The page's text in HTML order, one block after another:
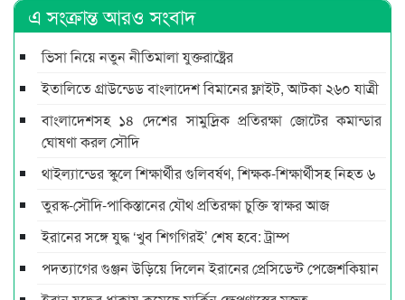
এ সংক্রান্ত আরও সংবাদ
ভিসা নিয়ে নতুন নীতিমালা যুক্তরাষ্ট্রের
ইতালিতে গ্রাউন্ডেড বাংলাদেশ বিমানের ফ্লাইট, আটকা ২৬০ যাত্রী
বাংলাদেশসহ ১৪ দেশের সামুদ্রিক প্রতিরক্ষা জোটের কমান্ডার
ঘোষণা করল সৌদি
থাইল্যান্ডের স্কুলে শিক্ষার্থীর গুলিবর্ষণ, শিক্ষক-শিক্ষার্থীসহ নিহত ৬
তুরস্ক-সৌদি-পাকিস্তানের যৌথ প্রতিরক্ষা চুক্তি স্বাক্ষর আজ
ইরানের সঙ্গে যুদ্ধ ‘খুব শিগগিরই’ শেষ হবে: ট্রাম্প
পদত্যাগের গুঞ্জন উড়িয়ে দিলেন ইরানের প্রেসিডেন্ট পেজেশকিয়ান